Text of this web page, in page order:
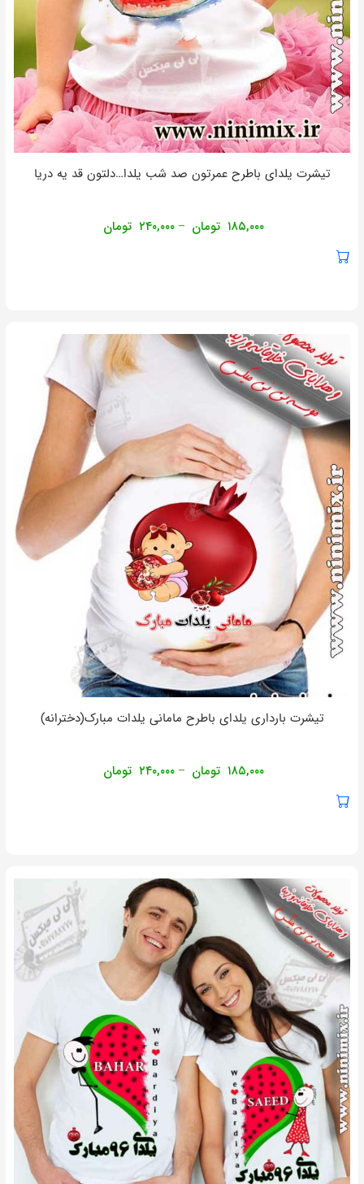
تیشرت یلدای باطرح عمرتون صد شب یلدا…دلتون قد یه دریا
۱۸۵,۰۰۰ تومان – ۲۴۰,۰۰۰ تومان
تیشرت بارداری یلدای باطرح مامانی یلدات مبارک(دخترانه)
۱۸۵,۰۰۰ تومان – ۲۴۰,۰۰۰ تومان